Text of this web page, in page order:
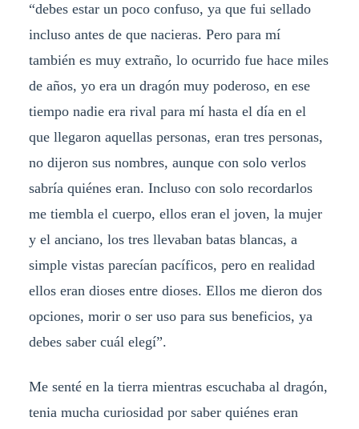
“debes estar un poco confuso, ya que fui sellado
incluso antes de que nacieras. Pero para mí
también es muy extraño, lo ocurrido fue hace miles
de años, yo era un dragón muy poderoso, en ese
tiempo nadie era rival para mí hasta el día en el
que llegaron aquellas personas, eran tres personas,
no dijeron sus nombres, aunque con solo verlos
sabría quiénes eran. Incluso con solo recordarlos
me tiembla el cuerpo, ellos eran el joven, la mujer
y el anciano, los tres llevaban batas blancas, a
simple vistas parecían pacíficos, pero en realidad
ellos eran dioses entre dioses. Ellos me dieron dos
opciones, morir o ser uso para sus beneficios, ya
debes saber cuál elegí”.
Me senté en la tierra mientras escuchaba al dragón,
tenia mucha curiosidad por saber quiénes eran